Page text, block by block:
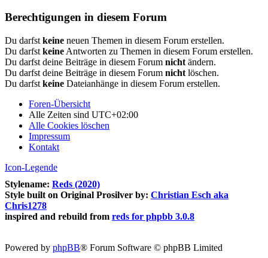
Berechtigungen in diesem Forum
Du darfst keine neuen Themen in diesem Forum erstellen.
Du darfst keine Antworten zu Themen in diesem Forum erstellen.
Du darfst deine Beiträge in diesem Forum nicht ändern.
Du darfst deine Beiträge in diesem Forum nicht löschen.
Du darfst keine Dateianhänge in diesem Forum erstellen.
Foren-Übersicht
Alle Zeiten sind UTC+02:00
Alle Cookies löschen
Impressum
Kontakt
Icon-Legende
Stylename: Reds (2020)
Style built on Original Prosilver by: Christian Esch aka
Chris1278
inspired and rebuild from reds for phpbb 3.0.8
Powered by phpBB® Forum Software © phpBB Limited